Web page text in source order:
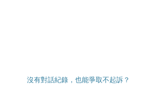
沒有對話紀錄，也能爭取不起訴？